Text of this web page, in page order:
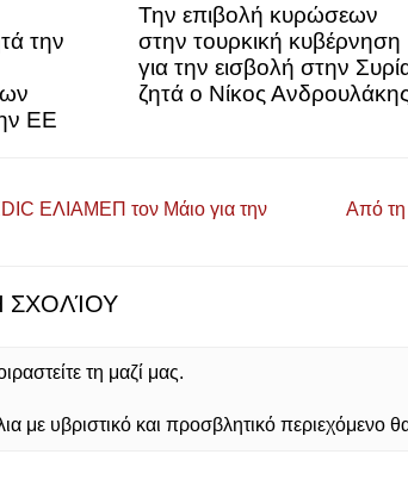
την
ΕΕ
Την επιβολή κυρώσεων
στην τουρκική κυβέρνηση
για την εισβολή στην
ζητά ο Νίκος Ανδρουλάκης
ΕΛΙΑΜΕΠ τον Μάιο για την
Από τη
ΣΧΟΛΊΟΥ
τη μαζί μας.
υβριστικό και προσβλητικό περιεχόμενο